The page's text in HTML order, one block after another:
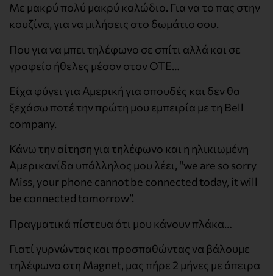
Με μακρύ πολύ μακρύ καλώδιο. Για να το πας στην
κουζίνα, για να μιλήσεις στο δωμάτιο σου.
Που για να μπει τηλέφωνο σε σπίτι αλλά και σε
γραφείο ήθελες μέσον στον ΟΤΕ…
Είχα φύγει για Αμερική για σπουδές και δεν θα
ξεχάσω ποτέ την πρώτη μου εμπειρία με τη Bell
company.
Κάνω την αίτηση για τηλέφωνο και η ηλικιωμένη
Αμερικανίδα υπάλληλος μου λέει, “we are so sorry
Miss, your phone cannot be connected today, it will
be connected tomorrow”.
Πραγματικά πίστευα ότι μου κάνουν πλάκα…
Γιατί γυρνώντας και προσπαθώντας να βάλουμε
τηλέφωνο στη Magnet, μας πήρε 2 μήνες με άπειρα